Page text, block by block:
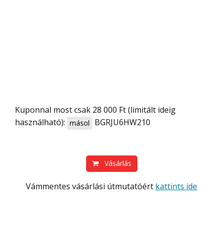
Kuponnal most csak 28 000 Ft (limitált ideig
használható): másol BGRJU6HW210
Vásárlás
Vámmentes vásárlási útmutatóért kattints ide